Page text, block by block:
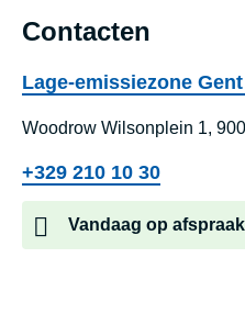
Contacten
Lage-emissiezone Gent
Woodrow Wilsonplein 1,
+329 210 10 30
Vandaag op afspraak